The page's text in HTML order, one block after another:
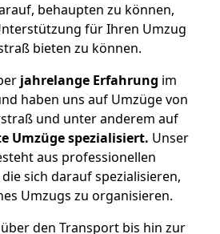
behaupten zu können,
für Ihren Umzug
bieten zu können.
jahrelange Erfahrung im
haben uns auf Umzüge von
und unter anderem auf
Umzüge spezialisiert. Unser
aus professionellen
sich darauf spezialisieren,
Umzugs zu organisieren.
den Transport bis hin zur